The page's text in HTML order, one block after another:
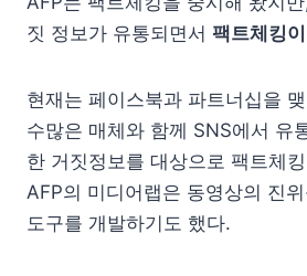
짓 정보가 유통되면서 팩트체킹
현재는 페이스북과 파트너십을
수많은 매체와 함께 SNS에서 유
한 거짓정보를 대상으로 팩트체
AFP의 미디어랩은 동영상의 진
도구를 개발하기도 했다.